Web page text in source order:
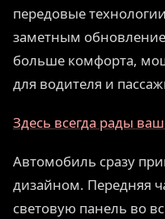
передовые
заметным
больше комфорта,
для водителя и
Здесь всегда рады
Автомобиль сразу
дизайном. Передняя
световую панель во